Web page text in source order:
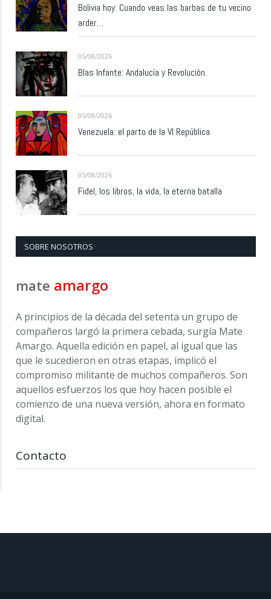
Bolivia hoy: Cuando veas las barbas de tu vecino
arder…
05/08/2026
Blas Infante: Andalucía y Revolución.
05/08/2026
Venezuela: el parto de la VI República
05/08/2026
Fidel, los libros, la vida, la eterna batalla
SOBRE NOSOTROS
mate amargo
A principios de la década del setenta un grupo de
compañeros largó la primera cebada, surgía Mate
Amargo. Aquella edición en papel, al igual que las
que le sucedieron en otras etapas, implicó el
compromiso militante de muchos compañeros. Son
aquellos esfuerzos los que hoy hacen posible el
comienzo de una nueva versión, ahora en formato
digital.
Contacto